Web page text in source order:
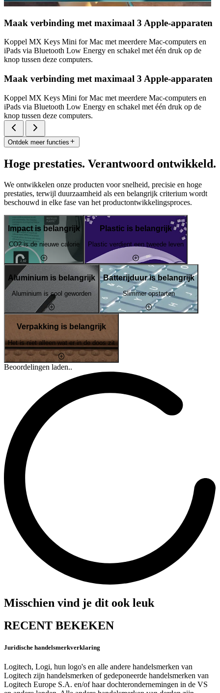
Maak verbinding met maximaal 3 Apple-apparaten
Koppel MX Keys Mini for Mac met meerdere Mac-computers en
iPads via Bluetooth Low Energy en schakel met één druk op de
knop tussen deze computers.
Maak verbinding met maximaal 3 Apple-apparaten
Koppel MX Keys Mini for Mac met meerdere Mac-computers en
iPads via Bluetooth Low Energy en schakel met één druk op de
knop tussen deze computers.
Ontdek meer functies
Hoge prestaties. Verantwoord ontwikkeld.
We ontwikkelen onze producten voor snelheid, precisie en hoge
prestaties, terwijl duurzaamheid als een belangrijk criterium wordt
beschouwd in elke fase van het productontwikkelingsproces.
Impact is belangrijk
CO2 is de nieuwe calorie
Plastic is belangrijk
Plastic verdient een tweede leven
Aluminium is belangrijk
Aluminium is cool geworden
Batterijduur is belangrijk
Slimmer opstarten
Verpakking is belangrijk
Het is niet alleen wat er in de doos zit
Beoordelingen laden..
Misschien vind je dit ook leuk
RECENT BEKEKEN
Juridische handelsmerkverklaring
Logitech, Logi, hun logo's en alle andere handelsmerken van
Logitech zijn handelsmerken of gedeponeerde handelsmerken van
Logitech Europe S.A. en/of haar dochterondernemingen in de VS